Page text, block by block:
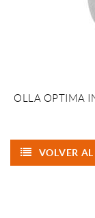
OLLA OPTIMA
VOLVER